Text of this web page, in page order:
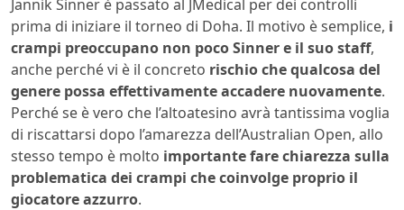
Jannik Sinner è passato al JMedical per dei controlli
prima di iniziare il torneo di Doha. Il motivo è semplice, i
crampi preoccupano non poco Sinner e il suo staff,
anche perché vi è il concreto rischio che qualcosa del
genere possa effettivamente accadere nuovamente.
Perché se è vero che l’altoatesino avrà tantissima voglia
di riscattarsi dopo l’amarezza dell’Australian Open, allo
stesso tempo è molto importante fare chiarezza sulla
problematica dei crampi che coinvolge proprio il
giocatore azzurro.